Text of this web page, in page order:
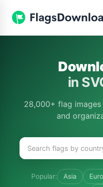
in
28,000+ flag
and
Popular: Asia